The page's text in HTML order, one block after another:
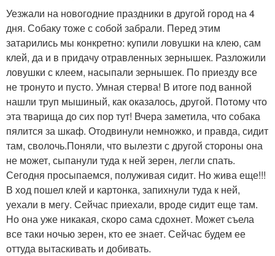
Уезжали на новогодние праздники в другой город на 4
дня. Собаку тоже с собой забрали. Перед этим
затарились мы конкретно: купили ловушки на клею, сам
клей, да и в придачу отравленных зернышек. Разложили
ловушки с клеем, насыпали зернышек. По приезду все
не тронуто и пусто. Умная стерва! В итоге под ванной
нашли труп мышиный, как оказалось, другой. Потому что
эта тварища до сих пор тут! Вчера заметила, что собака
пялится за шкаф. Отодвинули немножко, и правда, сидит
там, сволочь.Поняли, что вылезти с другой стороны она
не может, сыпанули туда к ней зерен, легли спать.
Сегодня просыпаемся, полуживая сидит. Но жива еще!!!
В ход пошел клей и картонка, запихнули туда к ней,
уехали в мегу. Сейчас приехали, вроде сидит еще там.
Но она уже никакая, скоро сама сдохнет. Может съела
все таки ночью зерен, кто ее знает. Сейчас будем ее
оттуда вытаскивать и добивать.